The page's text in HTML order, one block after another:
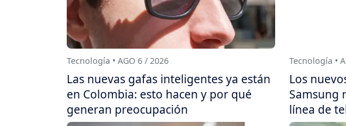
Tecnología • AGO 6 / 2026
Las nuevas gafas inteligentes ya están
en Colombia: esto hacen y por qué
generan preocupación
Tecnología •
Los
Samsung
línea de